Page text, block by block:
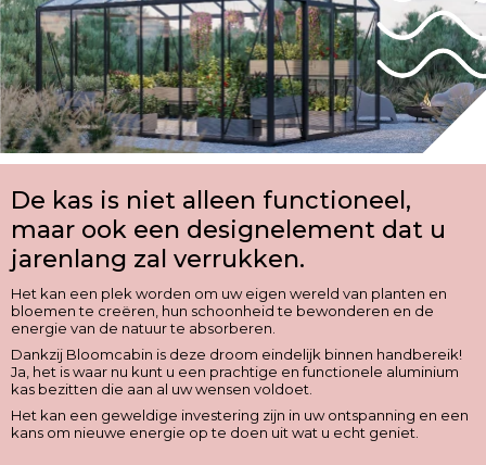
De kas is niet alleen functioneel,
maar ook een designelement dat u
jarenlang zal verrukken.
Het kan een plek worden om uw eigen wereld van planten en
bloemen te creëren, hun schoonheid te bewonderen en de
energie van de natuur te absorberen.
Dankzij Bloomcabin is deze droom eindelijk binnen handbereik!
Ja, het is waar nu kunt u een prachtige en functionele aluminium
kas bezitten die aan al uw wensen voldoet.
Het kan een geweldige investering zijn in uw ontspanning en een
kans om nieuwe energie op te doen uit wat u echt geniet.